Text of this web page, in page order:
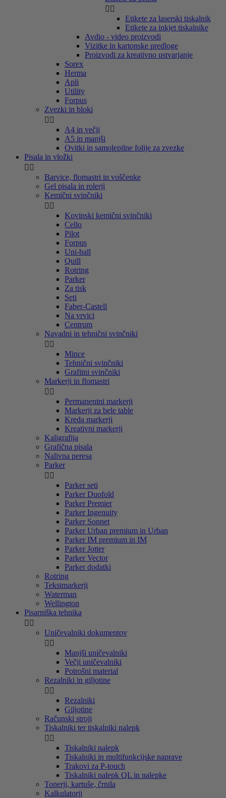
 
Etikete za laserski tiskalnik
Etikete za inkjet tiskalnike
Avdio - video proizvodi
Vizitke in kartonske predloge
Proizvodi za kreativno ustvarjanje
Sorex
Herma
Apli
Utility
Forpus
Zvezki in bloki
 
A4 in večji
A5 in manjši
Ovitki in samolepilne folije za zvezke
Pisala in vložki
 
Barvice, flomastri in voščenke
Gel pisala in rolerji
Kemični svinčniki
 
Kovinski kemični svinčniki
Cello
Pilot
Forpus
Uni-ball
Quill
Rotring
Parker
Za tisk
Seti
Faber-Castell
Na vrvici
Centrum
Navadni in tehnični svinčniki
 
Mince
Tehnični svinčniki
Grafitni svinčniki
Markerji in flomastri
 
Permanentni markerji
Markerji za bele table
Kreda markerji
Kreativni markerji
Kaligrafija
Grafična pisala
Nalivna peresa
Parker
 
Parker seti
Parker Duofold
Parker Premier
Parker Ingenuity
Parker Sonnet
Parker Urban premium in Urban
Parker IM premium in IM
Parker Jotter
Parker Vector
Parker dodatki
Rotring
Tekstmarkerji
Waterman
Wellington
Pisarniška tehnika
 
Uničevalniki dokumentov
 
Manjši uničevalniki
Večji uničevalniki
Potrošni material
Rezalniki in giljotine
 
Rezalniki
Giljotine
Računski stroji
Tiskalniki ter tiskalniki nalepk
 
Tiskalniki nalepk
Tiskalniki in multifunkcijske naprave
Trakovi za P-touch
Tiskalniki nalepk QL in nalepke
Tonerji, kartuše, črnila
Kalkulatorji